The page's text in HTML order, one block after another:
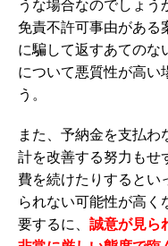
うな場合なのでしょう
免責不許可事由がある
に騙して返すあてのな
について悪質性が高い
う。
また、予納金を支払わ
計を改善する努力もせ
費を続けたりするとい
られない可能性が高く
要するに、 誠意が見ら